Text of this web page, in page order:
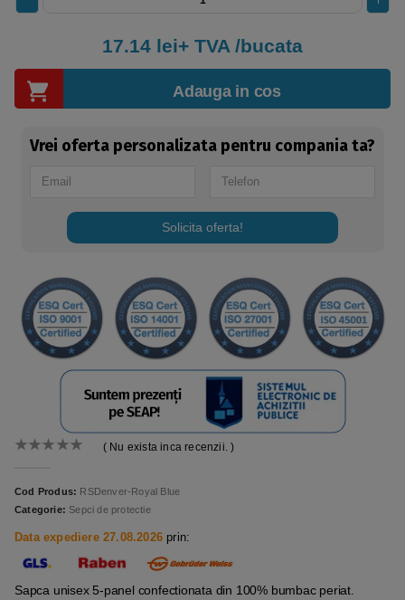
( Nu exista inca recenzii. )
Cod Produs: RSDenver-Royal Blue
Categorie: Sepci de protectie
Data expediere 27.08.2026 prin:
Sapca unisex 5-panel confectionata din 100% bumbac periat.
17.14 lei+ TVA /bucata
Adauga in cos
Vrei oferta personalizata pentru compania ta?
Solicita oferta!